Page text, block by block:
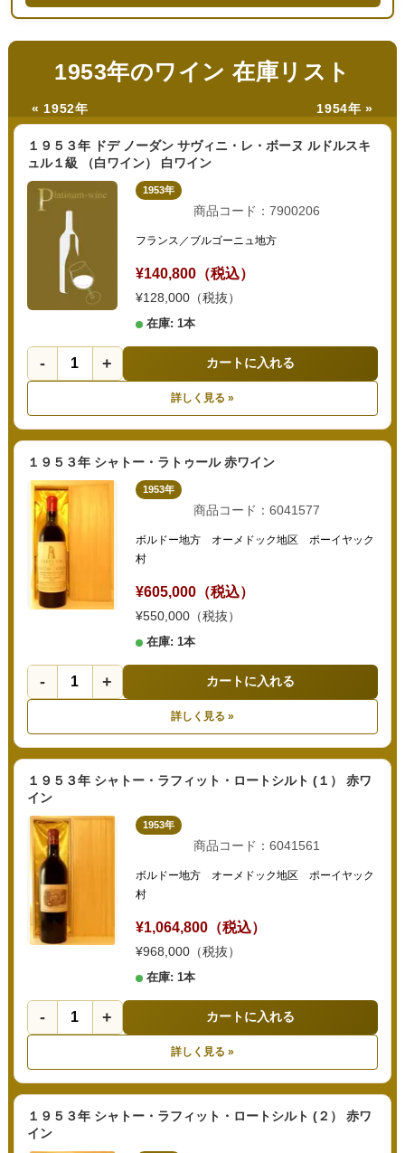
1953年のワイン 在庫リスト
« 1952年 1954年 »
１９５３年 ドデ ノーダン サヴィニ・レ・ボーヌ ルドルスキ
ュル１級 （白ワイン） 白ワイン
1953年
商品コード：7900206
フランス／ブルゴーニュ地方
¥140,800（税込）
¥128,000（税抜）
在庫: 1本
- + カートに入れる
詳しく見る »
１９５３年 シャトー・ラトゥール 赤ワイン
1953年
商品コード：6041577
ボルドー地方 オーメドック地区 ポーイヤック
村
¥605,000（税込）
¥550,000（税抜）
在庫: 1本
- + カートに入れる
詳しく見る »
１９５３年 シャトー・ラフィット・ロートシルト (１） 赤ワ
イン
1953年
商品コード：6041561
ボルドー地方 オーメドック地区 ポーイヤック
村
¥1,064,800（税込）
¥968,000（税抜）
在庫: 1本
- + カートに入れる
詳しく見る »
１９５３年 シャトー・ラフィット・ロートシルト (２） 赤ワ
イン